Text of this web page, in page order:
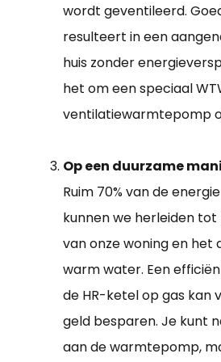
wordt geventileerd.
resulteert in een
huis zonder
het om een speciaal
ventilatiewarmtepomp
Op een duurzame
Ruim 70% van de
kunnen we herleiden
van onze woning en het
warm water. Een
de HR-ketel op gas kan
geld besparen. Je kunt
aan de warmtepomp,